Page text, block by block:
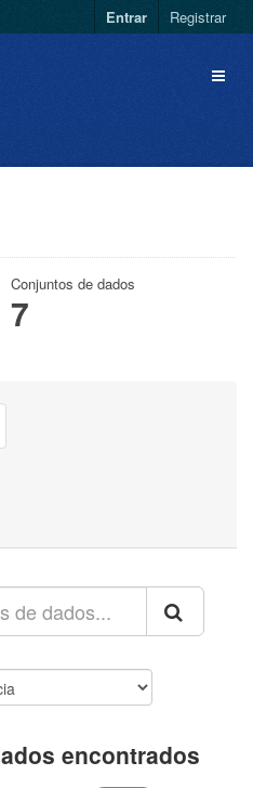
Entrar Registrar
Conjuntos de dados
7
encontrados